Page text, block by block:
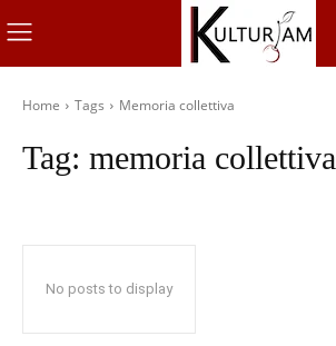
Home Tags Memoria collettiva
Tag: memoria collettiva
No posts to display